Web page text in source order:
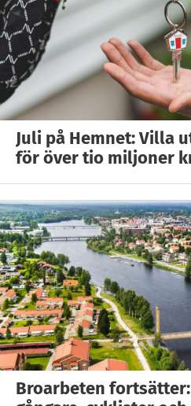
Juli på Hemnet: Villa
för över tio miljoner
Broarbeten